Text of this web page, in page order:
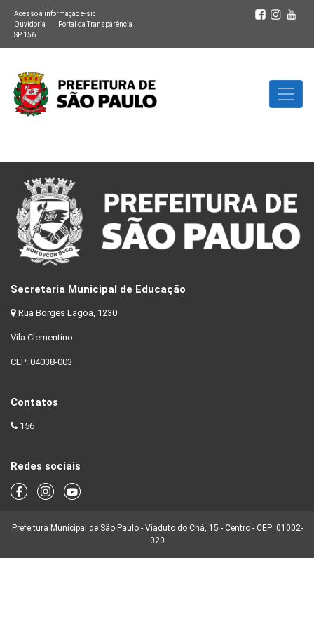
Acesso à informação e-sic
Ouvidoria
Portal da Transparência
SP 156
Secretaria Municipal de Educação
Rua Borges Lagoa, 1230
Vila Clementino
CEP: 04038-003
Contatos
156
Redes sociais
Prefeitura Municipal de São Paulo - Viaduto do Chá, 15 - Centro - CEP: 01002-
020